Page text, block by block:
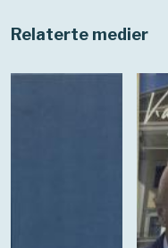
Relaterte medier